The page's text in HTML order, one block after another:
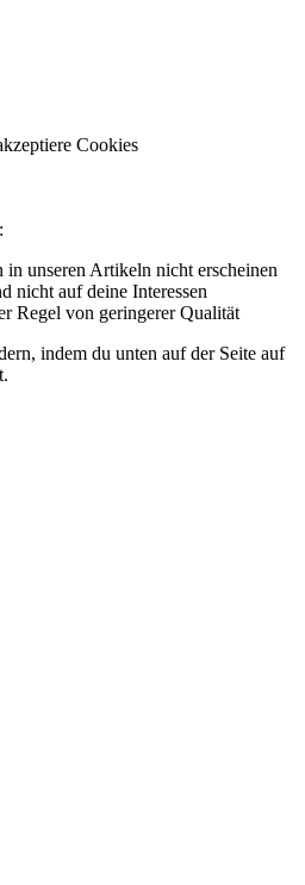
Cookies
in unseren Artikeln nicht erscheinen
nicht auf deine Interessen
Regel von geringerer Qualität
indem du unten auf der Seite auf